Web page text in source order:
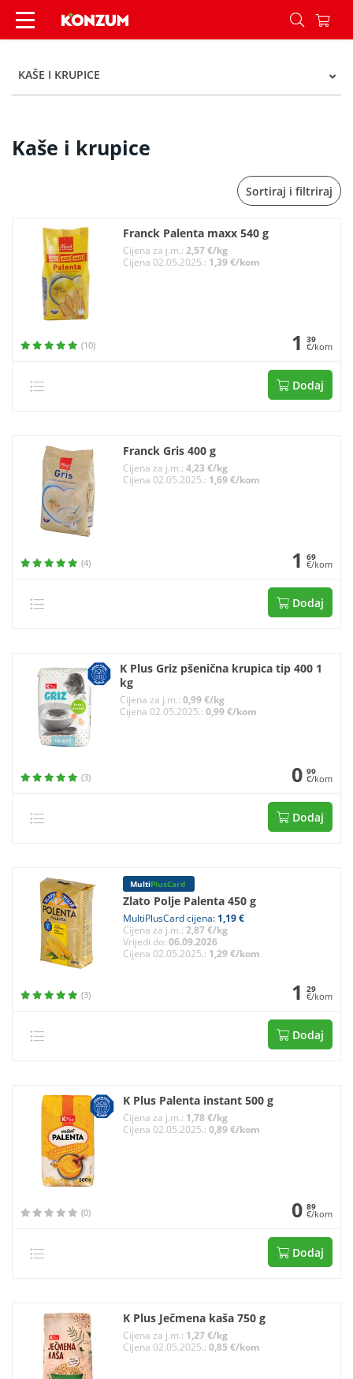
Kaše i krupice - Kategorije - Konzum
KAŠE I KRUPICE
Kaše i krupice
Sortiraj i filtriraj
Franck Palenta maxx 540 g
Cijena za j.m.: 2,57 €/kg
Cijena 02.05.2025.: 1,39 €/kom
(10) 1 39
€/kom
Dodaj
Franck Gris 400 g
Cijena za j.m.: 4,23 €/kg
Cijena 02.05.2025.: 1,69 €/kom
(4) 1 69
€/kom
Dodaj
K Plus Griz pšenična krupica tip 400 1
kg
Cijena za j.m.:0,99 €/kg
Cijena 02.05.2025.:0,99 €/kom
(3) 0 99
€/kom
Dodaj
MultiPlusCard
Zlato Polje Palenta 450 g
MultiPlusCard cijena: 1,19 €
Cijena za j.m.: 2,87 €/kg
Vrijedi do: 06.09.2026
Cijena 02.05.2025.: 1,29 €/kom
(3) 1 29
€/kom
Dodaj
K Plus Palenta instant 500 g
Cijena za j.m.: 1,78 €/kg
Cijena 02.05.2025.: 0,89 €/kom
(0) 0 89
€/kom
Dodaj
K Plus Ječmena kaša 750 g
Cijena za j.m.: 1,27 €/kg
Cijena 02.05.2025.: 0,85 €/kom